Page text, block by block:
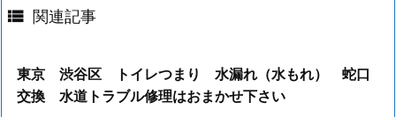
 関連記事
東京 渋谷区 トイレつまり 水漏れ（水もれ） 蛇口
交換 水道トラブル修理はおまかせ下さい